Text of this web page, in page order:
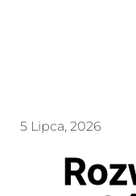
5 Lipca, 2026